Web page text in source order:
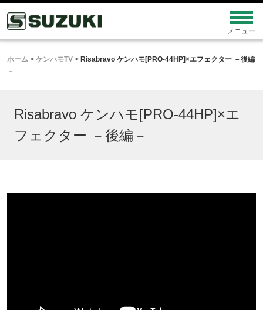
ホーム > ケンハモTV > Risabravo ケンハモ[PRO-44HP]×エフェクター －後編
－
Risabravo ケンハモ[PRO-44HP]×エ
フェクター －後編－